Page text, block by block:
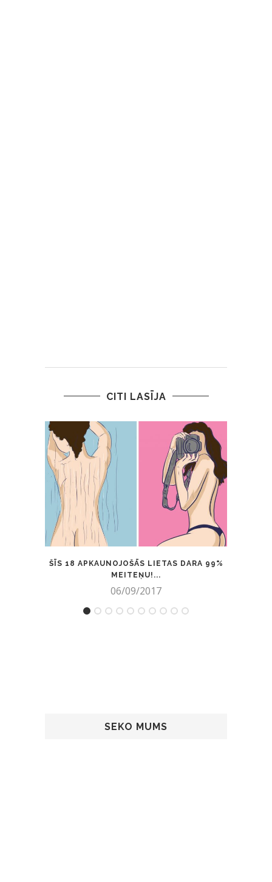
CITI LASĪJA
ŠĪS 18 APKAUNOJOŠĀS LIETAS DARA 99%
MEITEŅU!...
06/09/2017
SEKO MUMS